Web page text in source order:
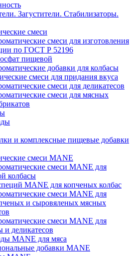
Загустители. Стабилизаторы.
смеси
смеси для изготовления
по ГОСТ Р 52196
пищевой
добавки для колбасы
смеси для придания вкуса
смеси для деликатесов
смеси для мясных
и комплексные пищевые добавки
смеси MANE
смеси MANE для
колбасы
MANE для копченых колбас
смеси MANE для
и сыровяленых мясных
смеси MANE для
и деликатесов
MANE для мяса
добавки MANE